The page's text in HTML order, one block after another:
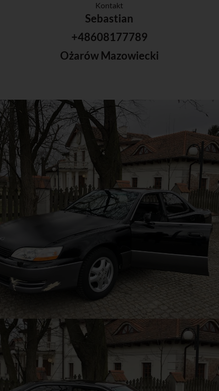
Kontakt
Sebastian
+48608177789
Ożarów Mazowiecki